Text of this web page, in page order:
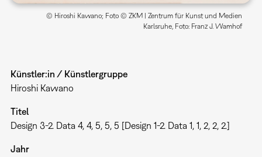
© Hiroshi Kawano; Foto © ZKM | Zentrum für Kunst und Medien
Karlsruhe, Foto: Franz J. Wamhof
Künstler:in / Künstlergruppe
Hiroshi Kawano
Titel
Design 3-2. Data 4, 4, 5, 5, 5 [Design 1-2. Data 1, 1, 2, 2, 2.]
Jahr